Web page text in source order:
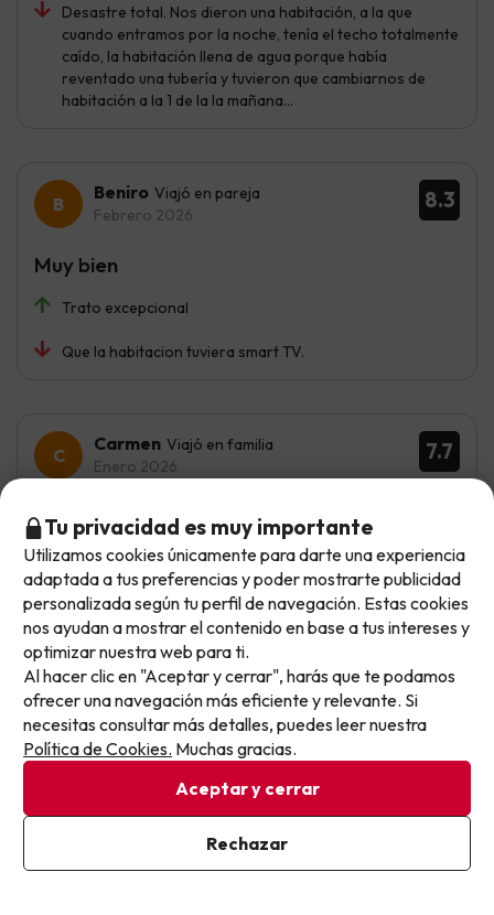
Desastre total. Nos dieron una habitación, a la que
cuando entramos por la noche, tenía el techo totalmente
caído, la habitación llena de agua porque había
reventado una tubería y tuvieron que cambiarnos de
habitación a la 1 de la la mañana…
8.3
Beniro Viajó en pareja
Febrero 2026
Trato excepcional
Que la habitacion tuviera smart TV.
Muy bien
7.7
Carmen Viajó en familia
Enero 2026
La piscina, el desayuno, el personal
La ubicación y la habitación interior.
Bien
Mostrar más opiniones
Si tienes dudas antes de reservar, puedes consultar nuestro
apartado de
No llegas tarde: llegas al siguiente.
Este chollo ya ha caducado, pero cada día lanzamos
nuevas oportunidades para viajar mejor y pagar
menos.
Apúntate y que el próximo no se te escape.
Pon tu mejor e-mail
Ya estoy suscrito
Al suscribirte, confirmas haber leído y estar de acuerdo con la
Tu privacidad es muy importante
Utilizamos cookies únicamente para darte una experiencia
adaptada a tus preferencias y poder mostrarte publicidad
personalizada según tu perfil de navegación. Estas cookies
nos ayudan a mostrar el contenido en base a tus intereses y
optimizar nuestra web para ti.
Al hacer clic en "Aceptar y cerrar", harás que te podamos
ofrecer una navegación más eficiente y relevante. Si
necesitas consultar más detalles, puedes leer nuestra
Política de Cookies. Muchas gracias.
Aceptar y cerrar
Rechazar